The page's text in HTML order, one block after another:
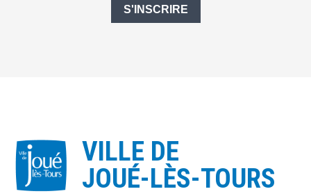
S'INSCRIRE
VILLE DE
JOUÉ-LÈS-TOURS